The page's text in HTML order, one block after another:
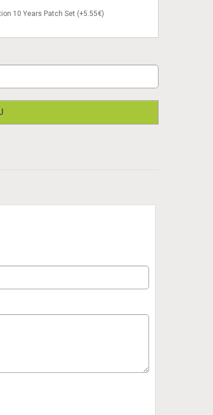
10 Years Patch Set (+5.55€)